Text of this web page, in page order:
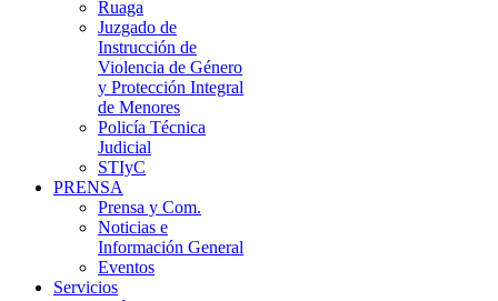
Ruaga
Juzgado de
Instrucción de
Violencia de Género
y Protección Integral
de Menores
Policía Técnica
Judicial
STIyC
PRENSA
Prensa y Com.
Noticias e
Información General
Eventos
Servicios